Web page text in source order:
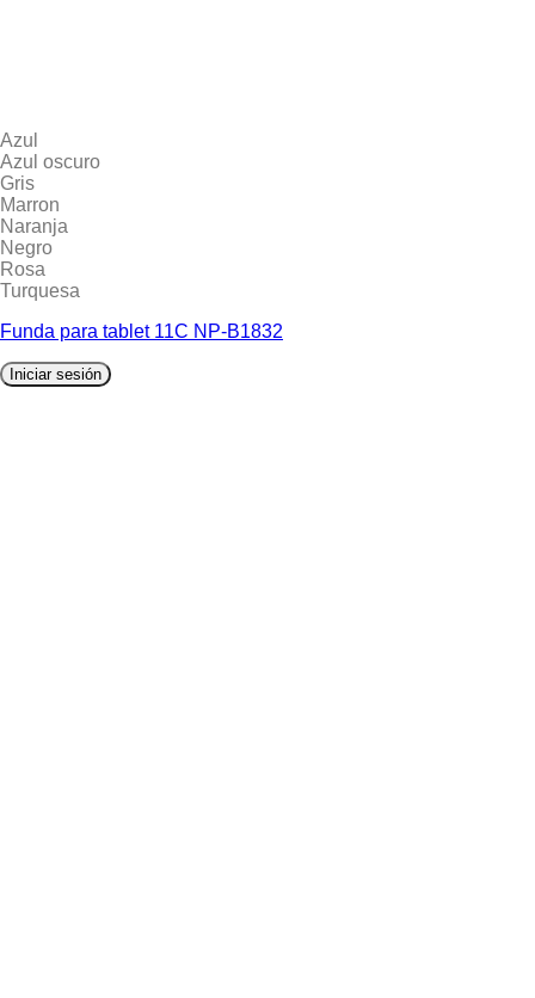
Azul
Azul oscuro
Gris
Marron
Naranja
Negro
Rosa
Turquesa
Funda para tablet 11C NP-B1832
Iniciar sesión